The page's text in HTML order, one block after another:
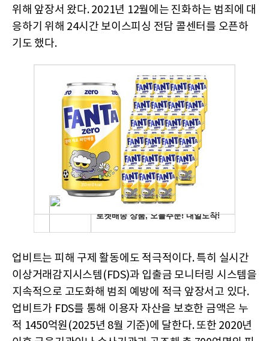
위해 앞장서 왔다. 2021년 12월에는 진화하는 범죄에 대
응하기 위해 24시간 보이스피싱 전담 콜센터를 오픈하
기도 했다.
업비트는 피해 구제 활동에도 적극적이다. 특히 실시간
이상거래감지시스템(FDS)과 입출금 모니터링 시스템을
지속적으로 고도화해 범죄 예방에 적극 앞장서고 있다.
업비트가 FDS를 통해 이용자 자산을 보호한 금액은 누
적 1450억원(2025년 8월 기준)에 달한다. 또한 2020년